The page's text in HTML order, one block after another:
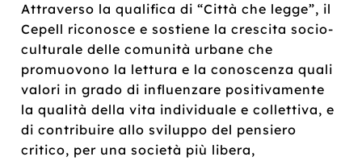
Attraverso la qualiﬁca di “Città che legge”, il
Cepell riconosce e sostiene la crescita socio-
culturale delle comunità urbane che
promuovono la lettura e la conoscenza quali
valori in grado di inﬂuenzare positivamente
la qualità della vita individuale e collettiva, e
di contribuire allo sviluppo del pensiero
critico, per una società più libera,